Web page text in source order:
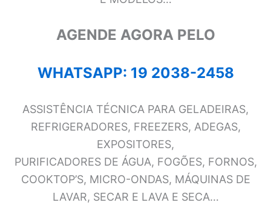
AGENDE AGORA PELO
WHATSAPP: 19 2038-2458
ASSISTÊNCIA TÉCNICA PARA GELADEIRAS,
REFRIGERADORES, FREEZERS, ADEGAS,
EXPOSITORES,
PURIFICADORES DE ÁGUA, FOGÕES, FORNOS,
COOKTOP’S, MICRO-ONDAS, MÁQUINAS DE
LAVAR, SECAR E LAVA E SECA…